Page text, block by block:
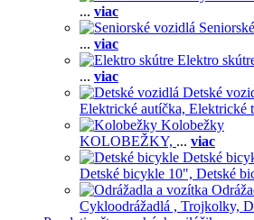
... viac
... viac
Elektro
... viac
Detské
Elektrické autíčka, Elektrické
Kolobežky
KOLOBEŽKY, ... viac
Detské
Detské bicykle 10", Detské
Cykloodrážadlá , Trojkolky,